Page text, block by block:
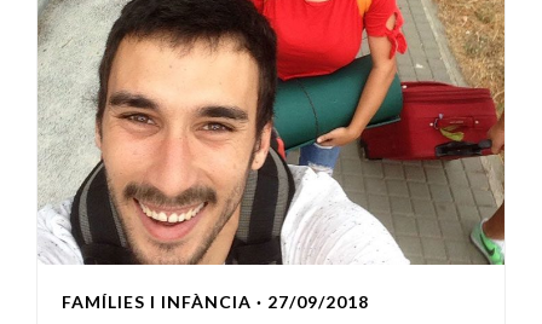
FAMÍLIES I INFÀNCIA · 27/09/2018